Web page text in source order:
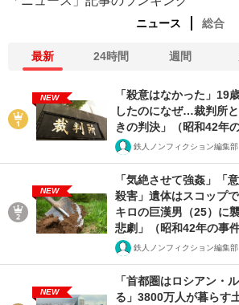
ニュース 総合
最新 24時間 週間
NEW
「殺意はなかった」19
したのになぜ…裁判所
きの判決」（昭和42年の
鉄人ノンフィクション編集部
NEW
「気絶させて強姦」「
殺害」遺体はスコップ
キロの巨漢男（25）に
悲劇」（昭和42年の事件
鉄人ノンフィクション編集部
NEW
「首都圏はロシアン・
る」3800万人が暮らす